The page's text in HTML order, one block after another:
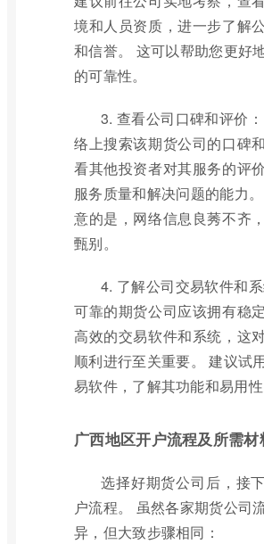
境和人员资质，进一步了解
和信誉。 这可以帮助您更好
的可靠性。
3. 查看公司口碑和评价
络上搜索该期货公司的口碑
看其他投资者对其服务的评
服务质量和解决问题的能力
意的是，网络信息良莠不齐
甄别。
4. 了解公司交易软件和
可靠的期货公司应该拥有稳定
高效的交易软件和系统，这
顺利进行至关重要。 建议试
易软件，了解其功能和易用性
广西地区开户流程及所需材
选择好期货公司后，接
户流程。 虽然各家期货公司
异，但大致步骤相同：